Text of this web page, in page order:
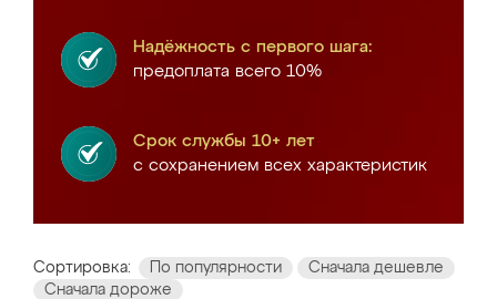
Надёжность с первого шага:
предоплата всего 10%
Срок службы 10+ лет
с сохранением всех характеристик
Сортировка: По популярности
Сначала дешевле
Сначала дороже